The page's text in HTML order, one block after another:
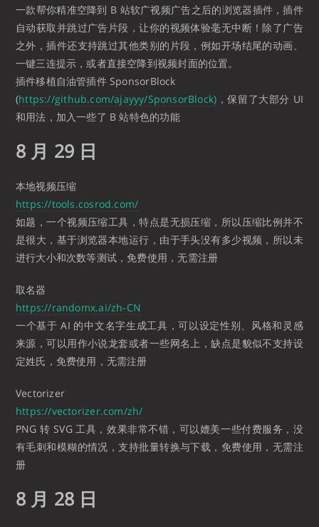
一款帮你精准空降到 B 站软广视频广告之后的浏览器插件，插件
自动获取并跳过广告片段，让你的视频体验毫无中断！除了广告
之外，插件还支持跳过其他类别的片段，例如开场结尾的动画、
一键三连提示，或者直接空降到视频封面的位置。
插件移植自油管插件 SponsorBlock
(https://github.com/ajayyy/SponsorBlock) ，保留了大部分 UI
和用法，加入一些了 B 站特色的功能
8 月 29 日
本地视频压缩
https://tools.cosrod.com/
如题，一个视频压缩工具，特点是无损压缩，所以压缩比例并不
是很大，基于浏览器本地运行，由于手头没有多少视频，所以未
进行大小和次数等测试，免费使用，无需注册
取名器
https://randomx.ai/zh-CN
一个基于 AI 的中文名字生成工具，可以设定性别、风格和灵感
来源，可以用作小说龙套或者一些网名上，缺点是貌似不支持设
定姓氏，免费使用，无需注册
Vectorizer
https://vectorizer.com/zh/
PNG 转 SVG 工具，效果非常不错，可以媲美一些付费服务，没
有毛刺和模糊的情况，支持批量转换与下载，免费使用，无需注
册
8 月 28 日